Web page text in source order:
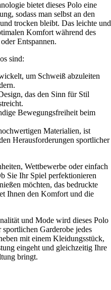
bietet dieses Polo eine
sodass man selbst an den
trocken bleibt. Das leichte und
Komfort während des
Entspannen.
sind:
um Schweiß abzuleiten
das den Sinn für Stil
Bewegungsfreiheit beim
Materialien, ist
Herausforderungen sportlicher
Wettbewerbe oder einfach
Sie Ihr Spiel perfektionieren
möchten, das bedruckte
Ihnen den Komfort und die
und Mode wird dieses Polo
Garderobe jedes
mit einem Kleidungsstück,
eingeht und gleichzeitig Ihre
bringt.